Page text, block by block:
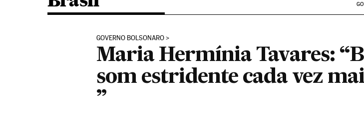
GOVERNO BOLSONARO
Maria Hermínia Tavares:
som estridente cada vez
”